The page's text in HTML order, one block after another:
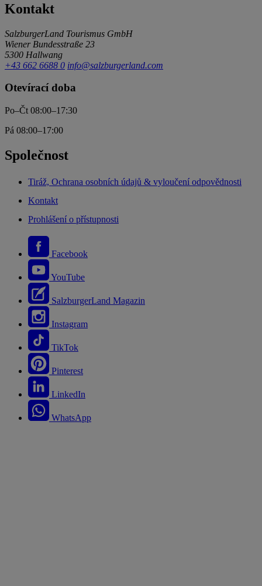
Kontakt
SalzburgerLand Tourismus GmbH
Wiener Bundesstraße 23
5300 Hallwang
+43 662 6688 0 info@salzburgerland.com
Otevírací doba
Po–Čt 08:00–17:30
Pá 08:00–17:00
Společnost
Tiráž, Ochrana osobních údajů & vyloučení odpovědnosti
Kontakt
Prohlášení o přístupnosti
Facebook
YouTube
SalzburgerLand Magazin
Instagram
TikTok
Pinterest
LinkedIn
WhatsApp